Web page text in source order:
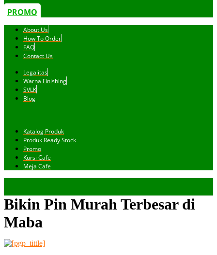
PROMO
About Us
How To Order
FAQ
Contact Us
Legalitas
Warna Finishing
SVLK
Blog
Katalog Produk
Produk Ready Stock
Promo
Kursi Cafe
Meja Cafe
Bikin Pin Murah Terbesar di
Maba